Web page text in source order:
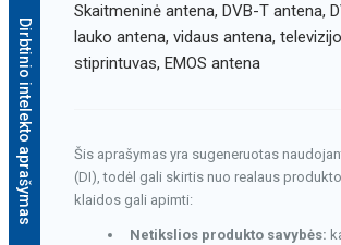
Dirbtinio intelekto aprašymas
Skaitmeninė antena, DVB-T antena,
lauko antena, vidaus antena,
stiprintuvas, EMOS antena
Šis aprašymas yra sugeneruotas
(DI), todėl gali skirtis nuo realaus
klaidos gali apimti:
Netikslios produkto savybės: